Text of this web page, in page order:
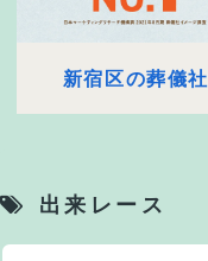
新宿区の葬儀社
出来レース